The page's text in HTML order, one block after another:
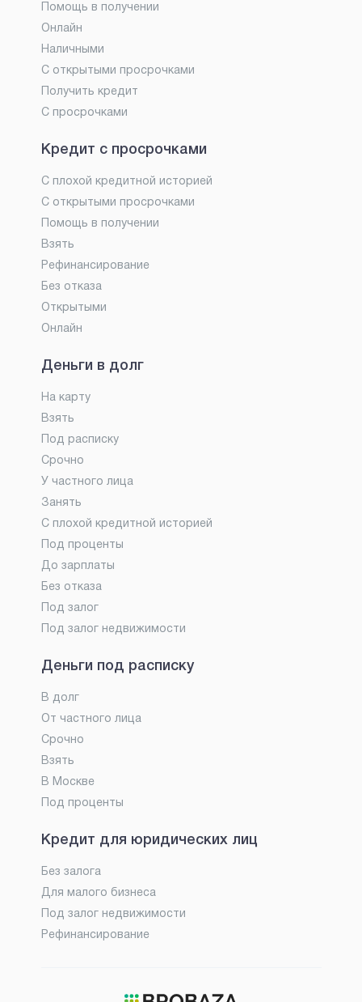
Помощь в получении
Онлайн
Наличными
С открытыми просрочками
Получить кредит
С просрочками
Кредит с просрочками
С плохой кредитной историей
С открытыми просрочками
Помощь в получении
Взять
Рефинансирование
Без отказа
Открытыми
Онлайн
Деньги в долг
На карту
Взять
Под расписку
Срочно
У частного лица
Занять
С плохой кредитной историей
Под проценты
До зарплаты
Без отказа
Под залог
Под залог недвижимости
Деньги под расписку
В долг
От частного лица
Срочно
Взять
В Москве
Под проценты
Кредит для юридических лиц
Без залога
Для малого бизнеса
Под залог недвижимости
Рефинансирование